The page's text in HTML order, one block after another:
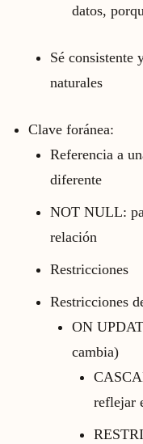
datos,
Sé consistente
naturales
Clave foránea:
Referencia a
diferente
NOT NULL:
relación
Restricciones
Restricciones
ON
cambia)
reflejar